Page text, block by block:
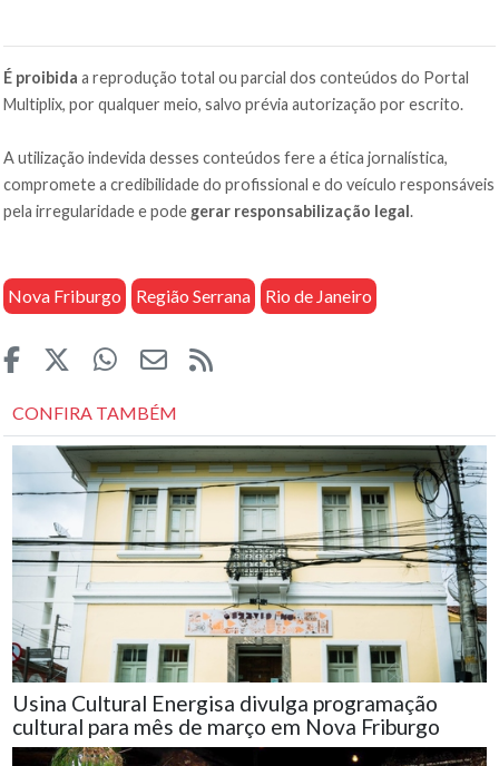
É proibida a reprodução total ou parcial dos conteúdos do Portal
Multiplix, por qualquer meio, salvo prévia autorização por escrito.
A utilização indevida desses conteúdos fere a ética jornalística,
compromete a credibilidade do profissional e do veículo responsáveis
pela irregularidade e pode gerar responsabilização legal.
Nova Friburgo Região Serrana Rio de Janeiro
CONFIRA TAMBÉM
Usina Cultural Energisa divulga programação
cultural para mês de março em Nova Friburgo